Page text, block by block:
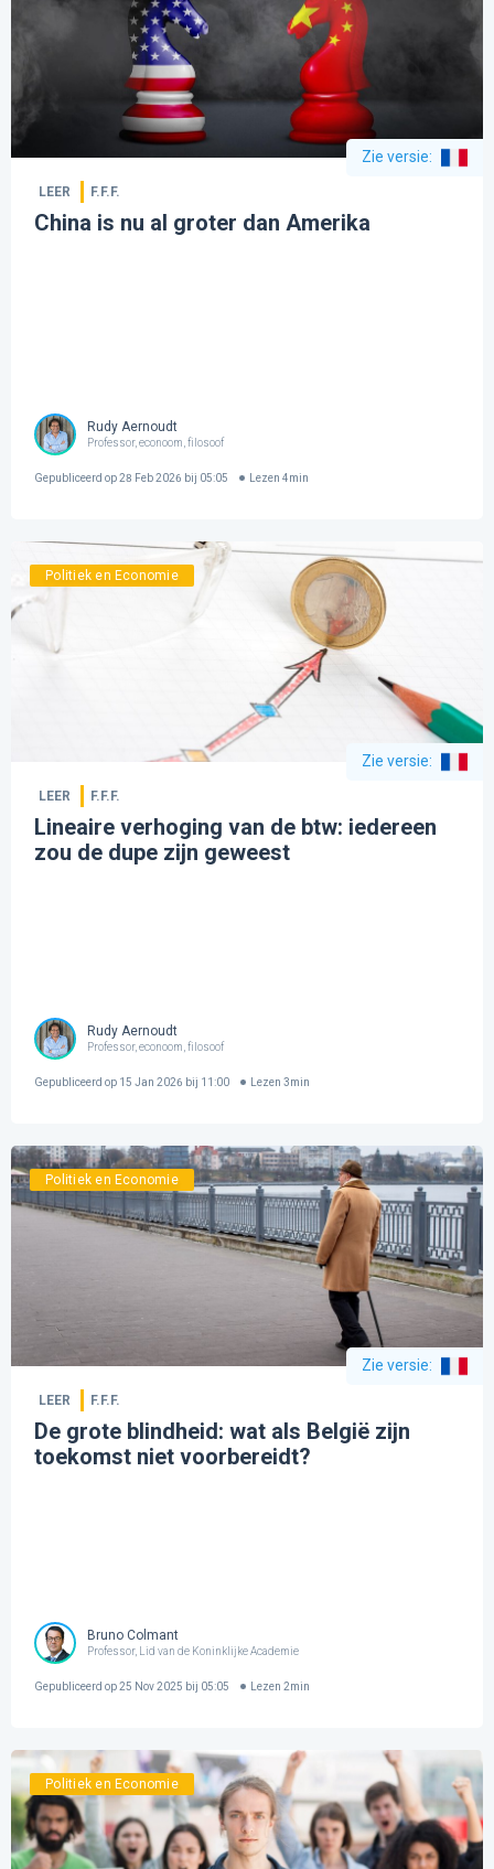
Zie versie:
LEER F.F.F.
China is nu al groter dan Amerika
Rudy Aernoudt
Professor, econoom, filosoof
Gepubliceerd op28 Feb 2026 bij 05:05 Lezen 4min
Politiek en Economie
Zie versie:
LEER F.F.F.
Lineaire verhoging van de btw: iedereen
zou de dupe zijn geweest
Rudy Aernoudt
Professor, econoom, filosoof
Gepubliceerd op 15 Jan 2026 bij 11:00 Lezen 3min
Politiek en Economie
Zie versie:
LEER F.F.F.
De grote blindheid: wat als België zijn
toekomst niet voorbereidt?
Bruno Colmant
Professor, Lid van de Koninklijke Academie
Gepubliceerd op25 Nov 2025 bij 05:05 Lezen 2min
Politiek en Economie